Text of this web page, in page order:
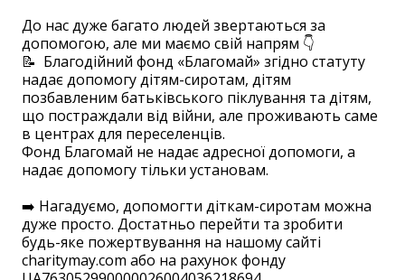
До нас дуже багато людей звертаються за
допомогою, але ми маємо свій напрям 👇
📝 Благодійний фонд «Благомай» згідно статуту
надає допомогу дітям-сиротам, дітям
позбавленим батьківського піклування та дітям,
що постраждали від війни, але проживають саме
в центрах для переселенців.
Фонд Благомай не надає адресної допомоги, а
надає допомогу тільки установам.
➡️ Нагадуємо, допомогти діткам-сиротам можна
дуже просто. Достатньо перейти та зробити
будь-яке пожертвування на нашому сайті
charitymay.com або на рахунок фонду